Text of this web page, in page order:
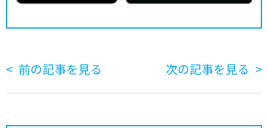
前の記事を見る 次の記事を見る